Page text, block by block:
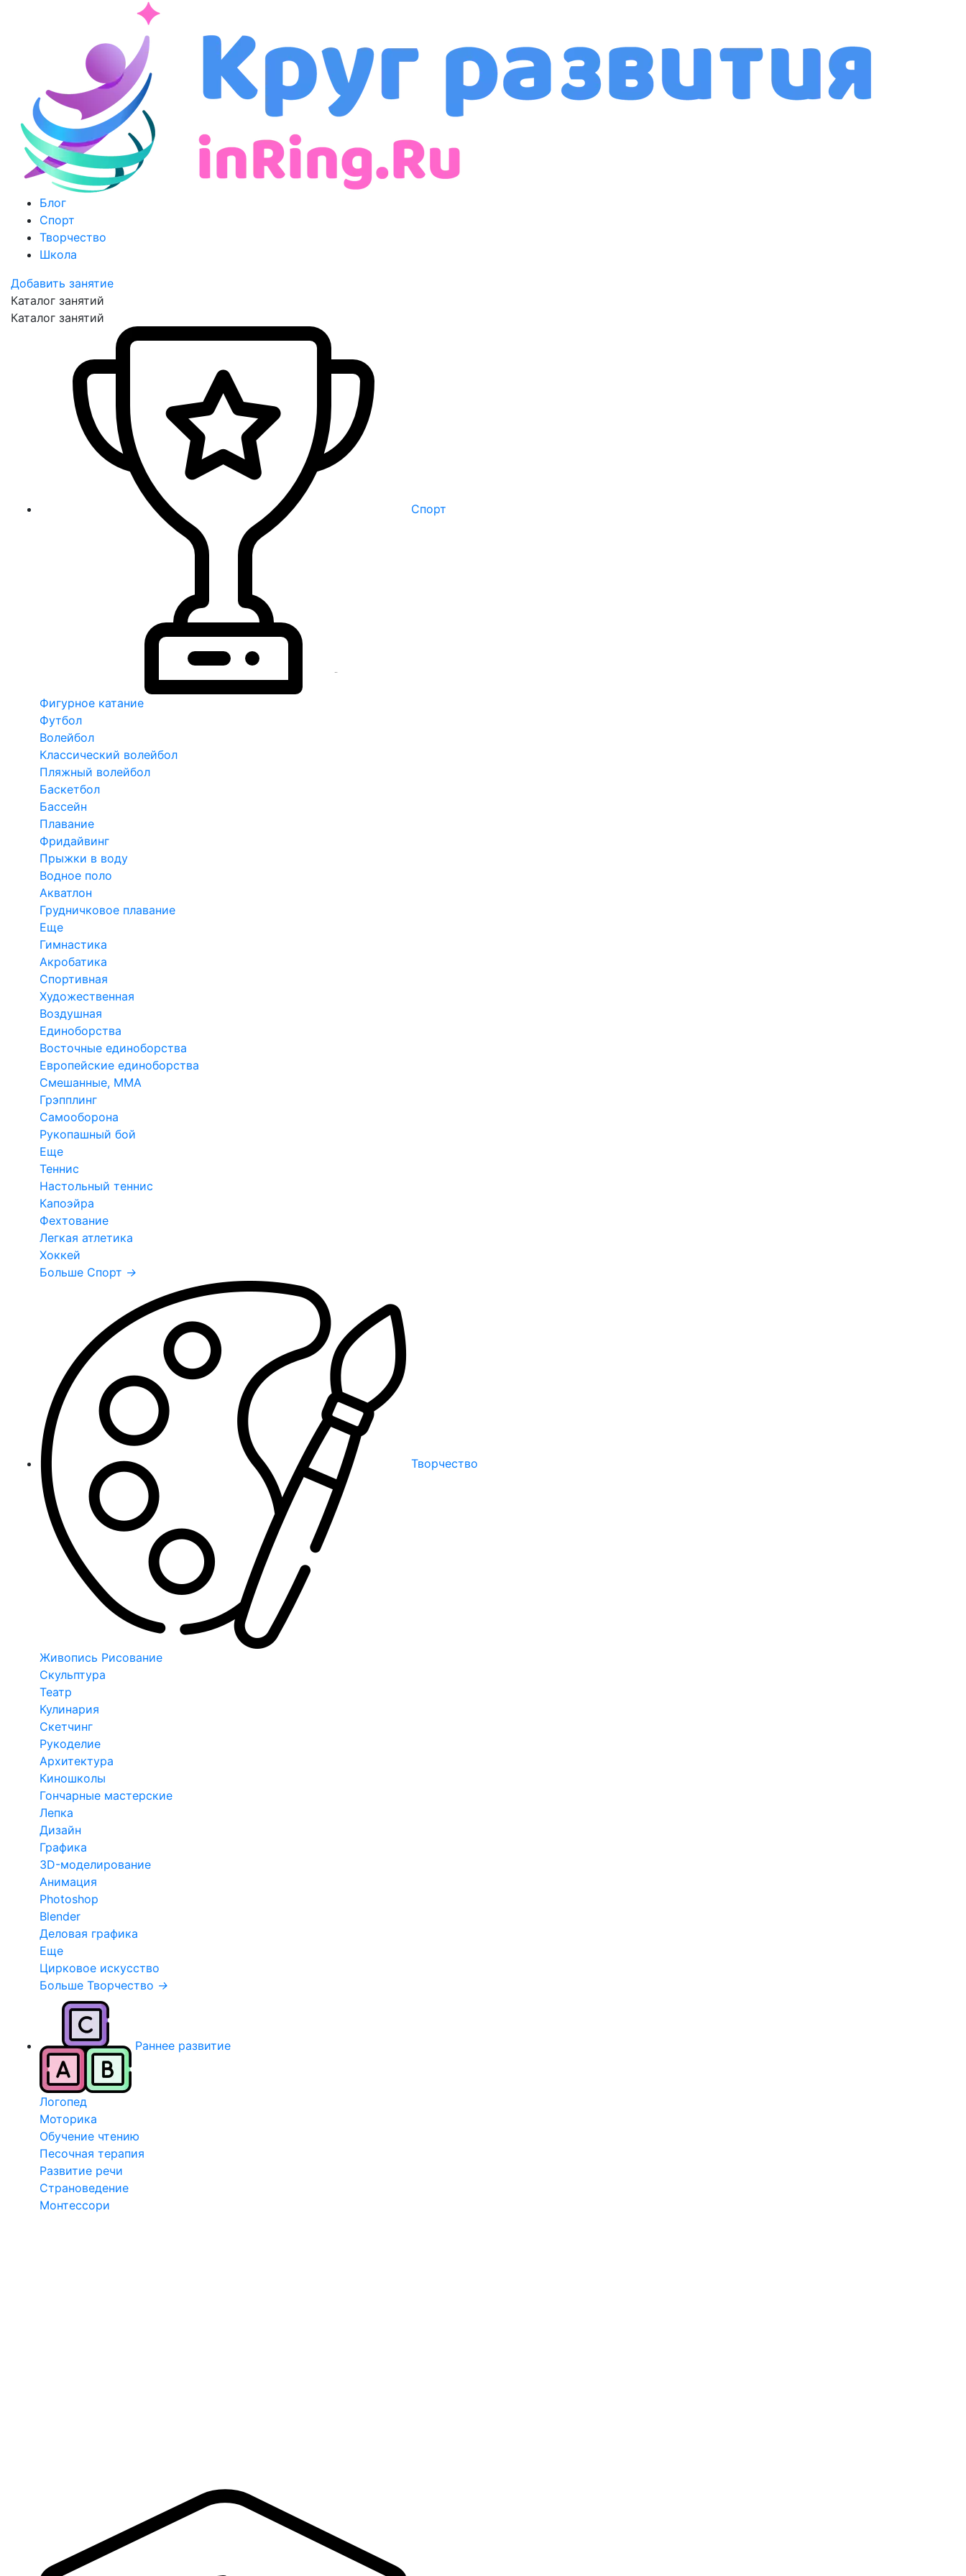
Блог
Спорт
Творчество
Школа
Добавить занятие
Каталог занятий
Каталог занятий
Спорт
Фигурное катание
Футбол
Волейбол
Классический волейбол
Пляжный волейбол
Баскетбол
Бассейн
Плавание
Фридайвинг
Прыжки в воду
Водное поло
Акватлон
Грудничковое плавание
Еще
Гимнастика
Акробатика
Спортивная
Художественная
Воздушная
Единоборства
Восточные единоборства
Европейские единоборства
Смешанные, ММА
Грэпплинг
Самооборона
Рукопашный бой
Еще
Теннис
Настольный теннис
Капоэйра
Фехтование
Легкая атлетика
Хоккей
Больше Спорт →
Творчество
Живопись Рисование
Скульптура
Театр
Кулинария
Скетчинг
Рукоделие
Архитектура
Киношколы
Гончарные мастерские
Лепка
Дизайн
Графика
3D-моделирование
Анимация
Photoshop
Blender
Деловая графика
Еще
Цирковое искусство
Больше Творчество →
Раннее развитие
Логопед
Моторика
Обучение чтению
Песочная терапия
Развитие речи
Страноведение
Монтессори